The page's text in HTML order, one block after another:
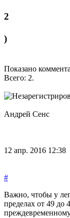
2
)
Показано
Всего: 2.
Андрей Сенс
12 апр. 2016 12:38
#
Важно, чтобы у
пределах от 49 до